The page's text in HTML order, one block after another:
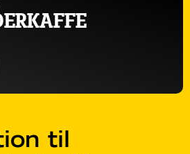
til